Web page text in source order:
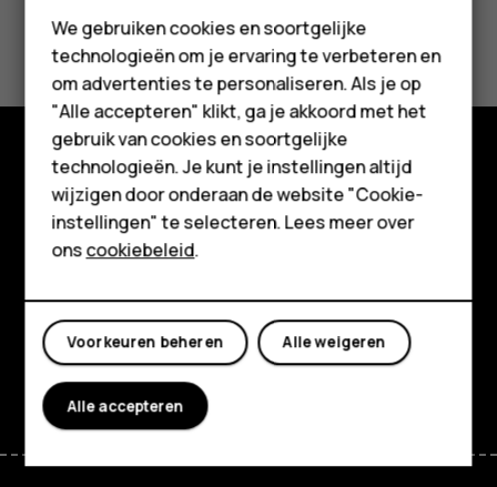
Feature phones
Accessoires
HMD Terra M
Voor bedrijven
Tablets
Shop
Mijn account
Was deze informatie nuttig?
Ja Nee
Shop
Over ons
Klantenservice
FacebookInstagram
TiktokYoutubeLinkedinDiscord
We gebruiken cookies en soortgelijke
technologieën om je ervaring te verbeteren en
om advertenties te personaliseren. Als je op
"Alle accepteren" klikt, ga je akkoord met het
gebruik van cookies en soortgelijke
technologieën. Je kunt je instellingen altijd
wijzigen door onderaan de website "Cookie-
instellingen" te selecteren. Lees meer over
onscookiebeleid.
Alle weigeren
Voorkeuren beheren
Alle accepteren